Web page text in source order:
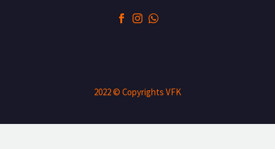
2022 © Copyrights VFK